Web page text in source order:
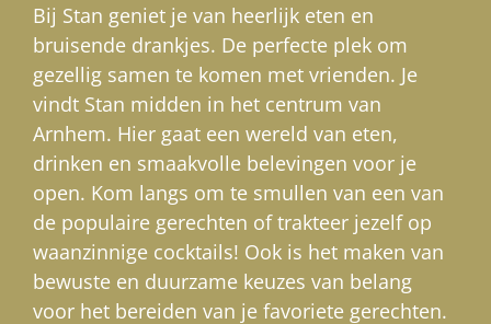
Bij Stan geniet je van heerlijk eten en
bruisende drankjes. De perfecte plek om
gezellig samen te komen met vrienden. Je
vindt Stan midden in het centrum van
Arnhem. Hier gaat een wereld van eten,
drinken en smaakvolle belevingen voor je
open. Kom langs om te smullen van een van
de populaire gerechten of trakteer jezelf op
waanzinnige cocktails! Ook is het maken van
bewuste en duurzame keuzes van belang
voor het bereiden van je favoriete gerechten.